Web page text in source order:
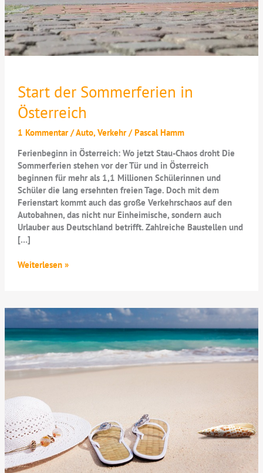
Start der Sommerferien in
Österreich
1 Kommentar /Auto, Verkehr/Pascal Hamm
Ferienbeginn in Österreich: Wo jetzt Stau-Chaos droht Die
Sommerferien stehen vor der Tür und in Österreich
beginnen für mehr als 1,1 Millionen Schülerinnen und
Schüler die lang ersehnten freien Tage. Doch mit dem
Ferienstart kommt auch das große Verkehrschaos auf den
Autobahnen, das nicht nur Einheimische, sondern auch
Urlauber aus Deutschland betrifft. Zahlreiche Baustellen und
[…]
Start
Österreich
Weiterlesen »